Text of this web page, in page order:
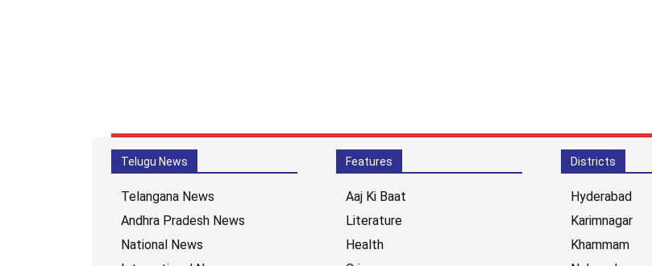
Telugu News
Telangana News
Andhra Pradesh News
National News
Features
Aaj Ki Baat
Literature
Health
Districts
Hyderabad
Karimnagar
Khammam